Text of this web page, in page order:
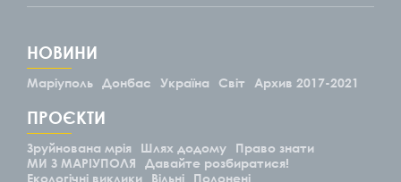
НОВИНИ
Маріуполь Донбас Україна Світ Архив 2017-2021
ПРОЄКТИ
Зруйнована мрія Шлях додому
Право знати
МИ З МАРІУПОЛЯ
Давайте розбиратися!
Екологічні виклики
Вільні Полонені